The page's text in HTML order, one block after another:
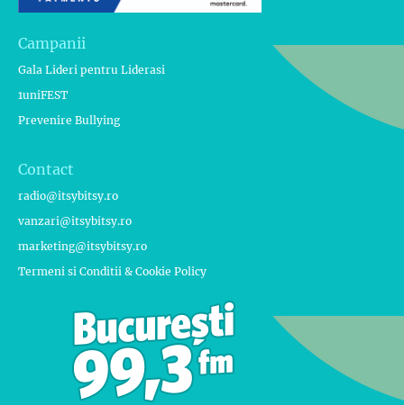
Campanii
Gala Lideri pentru Liderasi
1uniFEST
Prevenire Bullying
Contact
radio@itsybitsy.ro
vanzari@itsybitsy.ro
marketing@itsybitsy.ro
Termeni si Conditii & Cookie Policy